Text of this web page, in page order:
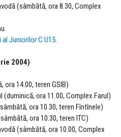
(sâmbătă, ora 8.30, Complex
Juniorilor C U15.
2004)
ora 14.00, teren GSIB)
(duminică, ora 11.00, Complex Farul)
ora 10.30, teren Fîntînele)
ora 10.30, teren ITC)​
(sâmbătă, ora 10.00, Complex